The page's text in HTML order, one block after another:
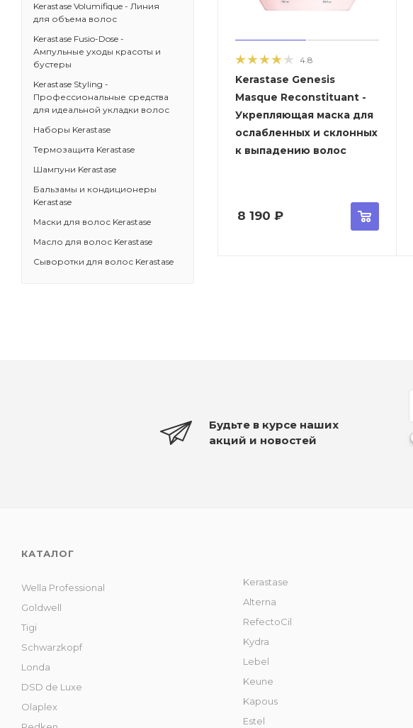
4.8
Kerastase Genesis
Masque Reconstituant -
Укрепляющая маска для
ослабленных и склонных
к выпадению волос
8 190 ₽
Kerastase Volumifique - Линия
для объема волос
Kerastase Fusio-Dose -
Ампульные уходы красоты и
бустеры
Kerastase Styling -
Профессиональные средства
для идеальной укладки волос
Наборы Kerastase
Термозащита Kerastase
Шампуни Kerastase
Бальзамы и кондиционеры
Kerastase
Маски для волос Kerastase
Масло для волос Kerastase
Сыворотки для волос Kerastase
Будьте в курсе наших
акций и новостей
КАТАЛОГ
Wella Professional
Goldwell
Tigi
Schwarzkopf
Londa
DSD de Luxe
Olaplex
Kerastase
Alterna
RefectoCil
Kydra
Lebel
Keune
Kapous
Estel